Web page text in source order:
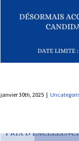
janvier 30th, 2025 |